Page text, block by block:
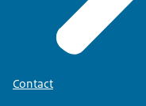
Contact